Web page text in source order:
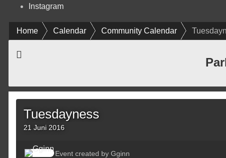
Instagram
Home Calendar Community Calendar
Tuesdayness
21 Juni 2016
Event created by Gginn